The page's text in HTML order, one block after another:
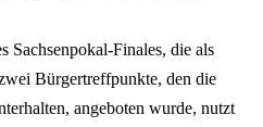
Sachsenpokal-Finales, die als
Bürgertreffpunkte, den die
angeboten wurde, nutzt